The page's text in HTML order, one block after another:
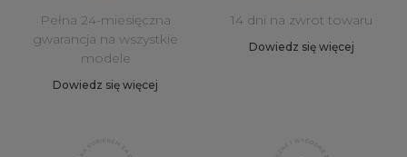
Pełna 24-miesięczna
gwarancja na wszystkie
modele
Dowiedz się więcej
14 dni na zwrot towaru
Dowiedz się więcej